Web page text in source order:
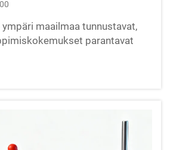
maailmaa tunnustavat,
parantavat
ymmärrystä ja
käsitteistä. Kun oppilaat
suoraan koululaboratorion